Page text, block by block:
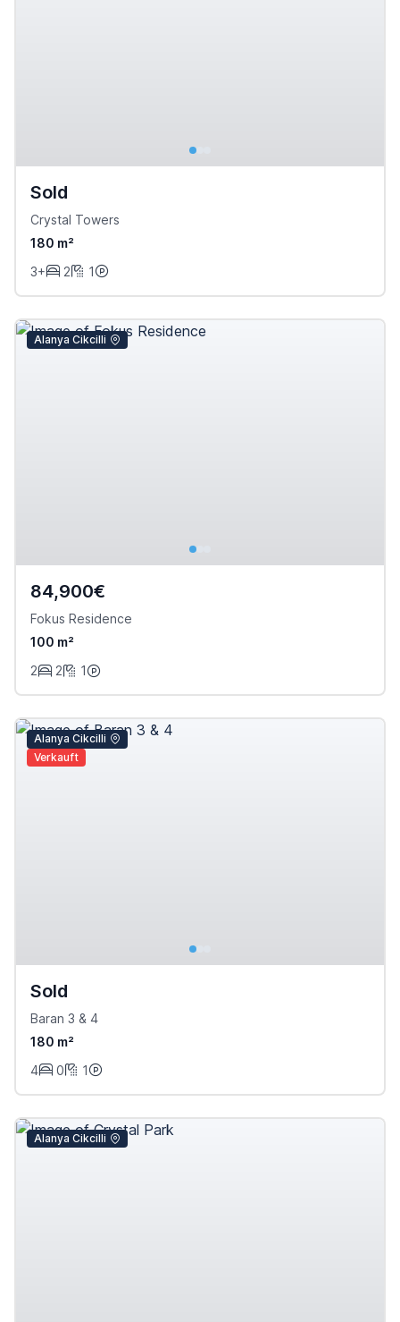
Sold
Crystal Towers
180 m²
3+
2 1
Alanya Cikcilli
84,900€
Fokus Residence
100 m²
2
2 1
Alanya Cikcilli
Verkauft
Sold
Baran 3 & 4
180 m²
4
0 1
Alanya Cikcilli